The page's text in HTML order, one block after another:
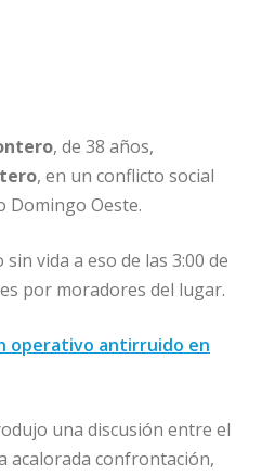
, de 38 años,
, en un conflicto social
Domingo Oeste.
vida a eso de las 3:00 de
por moradores del lugar.
operativo antirruido en
una discusión entre el
acalorada confrontación,